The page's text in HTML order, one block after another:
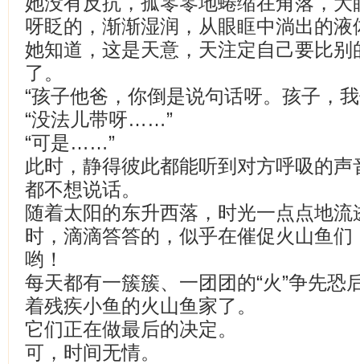
呀眨的，渐渐湿润，从眼眶中淌出的
她知道，这是天意，天注定自己要比
了。
“孩子他爸，你倒是说句话呀。孩子，
“没法儿带呀……”
“可是……”
此时，静得彼此都能听到对方呼吸的
都不想说话。
随着太阳的东升西落，时光一点点地
时，滴滴答答的，似乎在催促火山鱼
哟！
每天都有一簇簇、一团团的“火”争先恐
着残疾小鱼的火山鱼家了。
它们正在做最后的决定。
可，时间无情。